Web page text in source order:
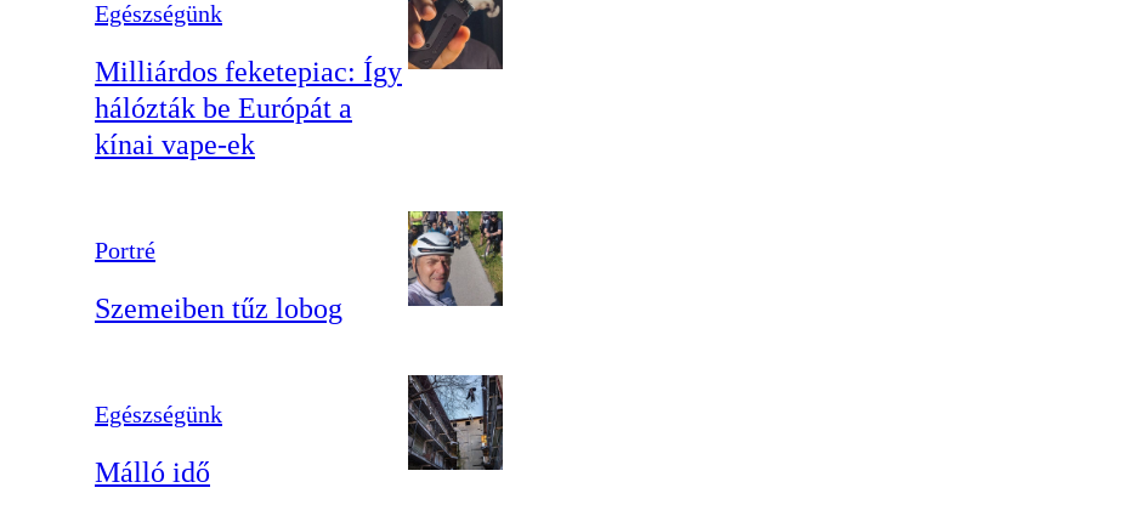
Egészségünk
Milliárdos feketepiac: Így
hálózták be Európát a
kínai vape-ek
Portré
Szemeiben tűz lobog
Egészségünk
Málló idő